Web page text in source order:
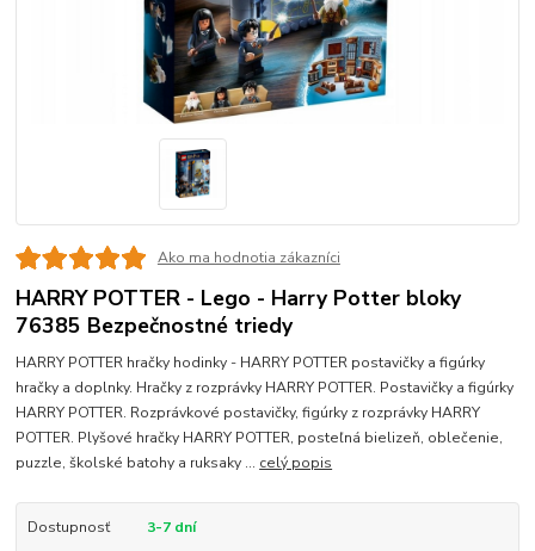
Ako ma hodnotia zákazníci
HARRY POTTER - Lego - Harry Potter bloky
76385 Bezpečnostné triedy
HARRY POTTER hračky hodinky - HARRY POTTER postavičky a figúrky
hračky a doplnky. Hračky z rozprávky HARRY POTTER. Postavičky a figúrky
HARRY POTTER. Rozprávkové postavičky, figúrky z rozprávky HARRY
POTTER. Plyšové hračky HARRY POTTER, posteľná bielizeň, oblečenie,
puzzle, školské batohy a ruksaky ... celý popis
Dostupnosť 3-7 dní